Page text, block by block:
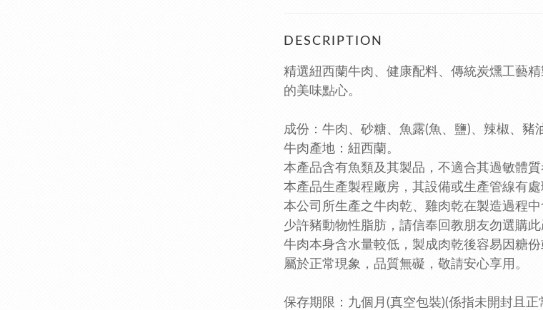
DESCRIPTION
精選紐西蘭牛肉、健康配料、傳統炭燻工藝
的美味點心。
成份：牛肉、砂糖、魚露(魚、鹽)、辣椒、豬
牛肉產地：紐西蘭。
本產品含有魚類及其製品，不適合其過敏體質
本產品生產製程廠房，其設備或生產管線有處
本公司所生產之牛肉乾、雞肉乾在製造過程
少許豬動物性脂肪，請信奉回教朋友勿選購此
牛肉本身含水量較低，製成肉乾後容易因糖
屬於正常現象，品質無礙，敬請安心享用。
保存期限：九個月(真空包裝)(係指未開封且正